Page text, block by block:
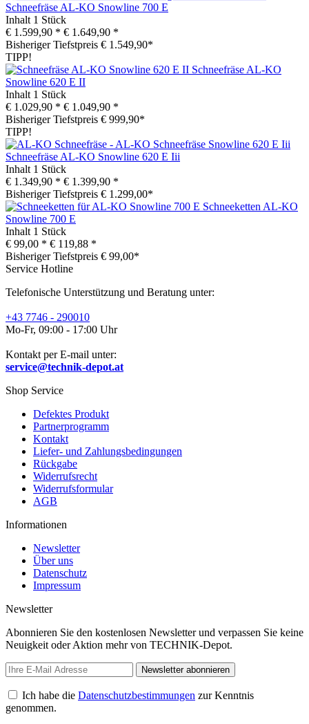
Schneefräse AL-KO Snowline 700 E
Inhalt 1 Stück
€ 1.599,90 * € 1.649,90 *
Bisheriger Tiefstpreis € 1.549,90*
TIPP!
Schneefräse AL-KO
Snowline 620 E II
Inhalt 1 Stück
€ 1.029,90 * € 1.049,90 *
Bisheriger Tiefstpreis € 999,90*
TIPP!
Schneefräse AL-KO Snowline 620 E Iii
Inhalt 1 Stück
€ 1.349,90 * € 1.399,90 *
Bisheriger Tiefstpreis € 1.299,00*
Schneeketten AL-KO
Snowline 700 E
Inhalt 1 Stück
€ 99,00 * € 119,88 *
Bisheriger Tiefstpreis € 99,00*
Service Hotline
Telefonische Unterstützung und Beratung unter:
+43 7746 - 290010
Mo-Fr, 09:00 - 17:00 Uhr
Kontakt per E-mail unter:
service@technik-depot.at
Shop Service
Defektes Produkt
Partnerprogramm
Kontakt
Liefer- und Zahlungsbedingungen
Rückgabe
Widerrufsrecht
Widerrufsformular
AGB
Informationen
Newsletter
Über uns
Datenschutz
Impressum
Newsletter
Abonnieren Sie den kostenlosen Newsletter und verpassen Sie keine
Neuigkeit oder Aktion mehr von TECHNIK-Depot.
Newsletter abonnieren
Ich habe die Datenschutzbestimmungen zur Kenntnis
genommen.